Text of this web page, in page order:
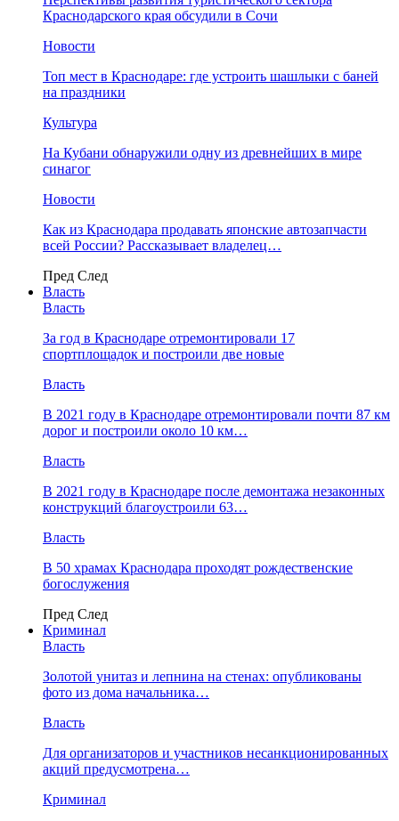
Краснодарского края обсудили в Сочи
Новости
Топ мест в Краснодаре: где устроить шашлыки с баней
на праздники
Культура
На Кубани обнаружили одну из древнейших в мире
синагог
Новости
Как из Краснодара продавать японские автозапчасти
всей России? Рассказывает владелец…
Пред След
Власть
Власть
За год в Краснодаре отремонтировали 17
спортплощадок и построили две новые
Власть
В 2021 году в Краснодаре отремонтировали почти 87 км
дорог и построили около 10 км…
Власть
В 2021 году в Краснодаре после демонтажа незаконных
конструкций благоустроили 63…
Власть
В 50 храмах Краснодара проходят рождественские
богослужения
Пред След
Криминал
Власть
​Золотой унитаз и лепнина на стенах: опубликованы
фото из дома начальника…
Власть
Для организаторов и участников несанкционированных
акций предусмотрена…
Криминал